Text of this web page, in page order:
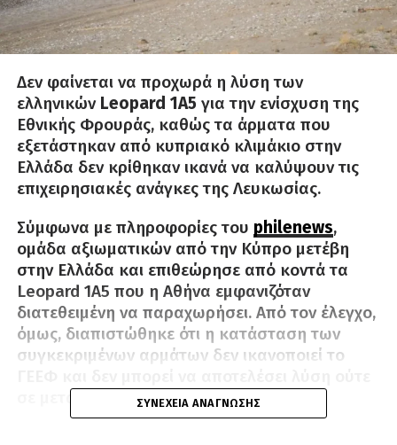
Δεν φαίνεται να προχωρά η λύση των
ελληνικών Leopard 1A5 για την ενίσχυση της
Εθνικής Φρουράς, καθώς τα άρματα που
εξετάστηκαν από κυπριακό κλιμάκιο στην
Ελλάδα δεν κρίθηκαν ικανά να καλύψουν τις
επιχειρησιακές ανάγκες της Λευκωσίας.
Σύμφωνα με πληροφορίες του philenews,
ομάδα αξιωματικών από την Κύπρο μετέβη
στην Ελλάδα και επιθεώρησε από κοντά τα
Leopard 1A5 που η Αθήνα εμφανιζόταν
διατεθειμένη να παραχωρήσει. Από τον έλεγχο,
όμως, διαπιστώθηκε ότι η κατάσταση των
συγκεκριμένων αρμάτων δεν ικανοποιεί το
σε μεταβατικό στάδιο.ΣΥΝΈΧΕΙΑ ΑΝΆΓΝΩΣΗΣ